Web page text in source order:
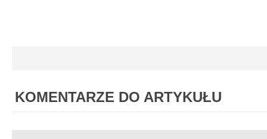
KOMENTARZE DO ARTYKUŁU